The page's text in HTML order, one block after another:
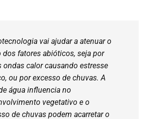
vai ajudar a atenuar o
dos fatores abióticos, seja por
ondas calor causando estresse
ou por excesso de chuvas. A
água influencia no
vegetativo e o
de chuvas podem acarretar o